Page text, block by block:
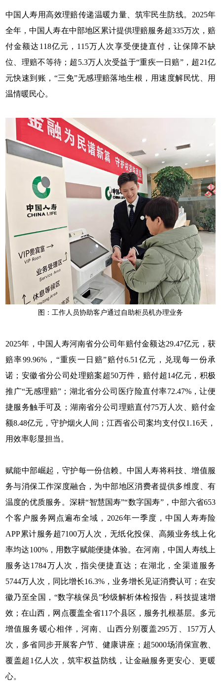
中国人寿用高效理赔传递温暖力量、筑牢民生防线。2025年
全年，中国人寿在中部地区累计提供理赔服务超335万次，赔
付金额达118亿元，115万人次享受便捷直付，让保障不缺
位、理赔不等待；超5.3万人次受益于“重疾一日赔”，超21亿
元快速到账，“三免”无感理赔落地生根，用速度解民忧、用
温情暖民心。
图：工作人员协助客户通过自助柜员机办理业务
2025年，中国人寿河南省分公司年赔付金额达29.47亿元，获
赔率99.96%，“重疾一日赔”赔付6.51亿元，兑现每一份承
诺；安徽省分公司处理赔案超50万件，赔付超14亿元，积极
推广“无感理赔”；湖北省分公司医疗险直付率72.47%，让便
捷服务触手可及；湖南省分公司理赔直付75万人次、赔付金
额8.48亿元，守护烟火人间；江西省公司案均支付仅1.16天，
用效率彰显担当。
赋能中部崛起，守护每一份信赖。中国人寿将科技、增值服
务与消保工作深度融合，为中部地区消费者提供多维度、有
温度的优质服务。深耕“智慧国寿”“数字国寿”，中部六省653
个客户服务网点遍布全域，2026年一季度，中国人寿寿险
APP累计服务超7100万人次，无纸化投保、高频业务线上化
率均达100%，用数字赋能便捷体验。在河南，中国人寿线上
服务达1784万人次，指尖便捷直达；在湖北，全渠道服务
5744万人次，同比增长16.3%，业务增长见证消费认可；在安
徽乃至全国，“数字核保员”秒级解析体检报告，科技提速增
效；在山西，网点覆盖全省117个县区，服务扎根基层。多元
增值服务暖心相伴，河南、山西分别覆盖295万、157万人
次，多省同步开展客户节、健康讲座；超5000场消保宣教、
覆盖超1亿人次，筑牢权益防线，让金融服务更安心、更暖
心。